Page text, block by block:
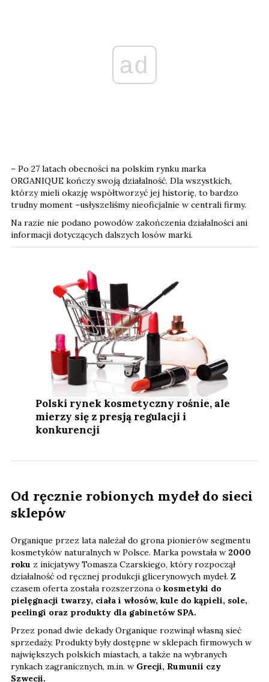
ad
– Po 27 latach obecności na polskim rynku marka
ORGANIQUE kończy swoją działalność. Dla wszystkich,
którzy mieli okazję współtworzyć jej historię, to bardzo
trudny moment –usłyszeliśmy nieoficjalnie w centrali firmy.
Na razie nie podano powodów zakończenia działalności ani
informacji dotyczących dalszych losów marki.
Polski rynek kosmetyczny rośnie, ale
mierzy się z presją regulacji i
konkurencji
Od ręcznie robionych mydeł do sieci
sklepów
Organique przez lata należał do grona pionierów segmentu
kosmetyków naturalnych w Polsce. Marka powstała w 2000
roku z inicjatywy Tomasza Czarskiego, który rozpoczął
działalność od ręcznej produkcji glicerynowych mydeł. Z
czasem oferta została rozszerzona o kosmetyki do
pielęgnacji twarzy, ciała i włosów, kule do kąpieli, sole,
peelingi oraz produkty dla gabinetów SPA.
Przez ponad dwie dekady Organique rozwinął własną sieć
sprzedaży. Produkty były dostępne w sklepach firmowych w
największych polskich miastach, a także na wybranych
rynkach zagranicznych, m.in. w Grecji, Rumunii czy
Szwecji.